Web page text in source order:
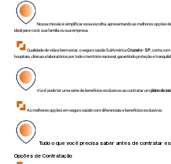
Nossa missão é simplificar essa escolha, apresentando as melhores opções
ideal para você, sua família ou sua empresa.
Qualidade de vida e bem estar, o seguro saúde SulAméricaCruzeiro - SP , conta
hospitais, clinicas e laboratórios por todo o território nacional, garantindo proteção e
Vocêpode ter uma série de benefícios exclusivos ao contratar umplano de
As melhores opções em seguro saúde com diferenciais e benefícios exclusivos.
Tudo o que você precisa saber antes de contratar
Opções de Contratação